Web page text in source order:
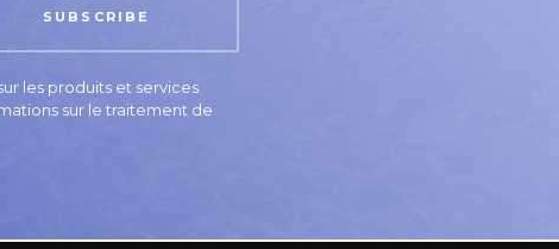
les produits et services
sur le traitement de